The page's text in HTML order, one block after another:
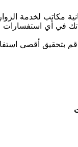
ﻣﻜﺎﺗﺐ ﻟﺨﺪﻣﺔ
ﻓﻲ ﺃﻱ اﺳﺘﻔﺴﺎﺭاﺕ
ﻗﻢ ﺑﺘﺤﻘﻴﻖ ﺃﻗﺼﻰ